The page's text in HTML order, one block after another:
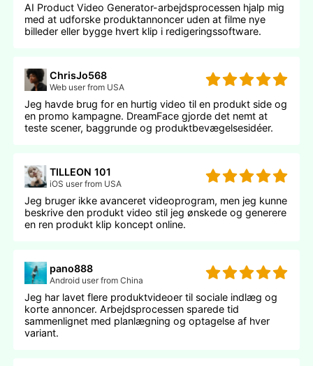
AI Product Video Generator-arbejdsprocessen hjalp mig
med at udforske produktannoncer uden at filme nye
billeder eller bygge hvert klip i redigeringssoftware.
ChrisJo568
Web user from USA
Jeg havde brug for en hurtig video til en produkt side og
en promo kampagne. DreamFace gjorde det nemt at
teste scener, baggrunde og produktbevægelsesidéer.
TILLEON 101
iOS user from USA
Jeg bruger ikke avanceret videoprogram, men jeg kunne
beskrive den produkt video stil jeg ønskede og generere
en ren produkt klip koncept online.
pano888
Android user from China
Jeg har lavet flere produktvideoer til sociale indlæg og
korte annoncer. Arbejdsprocessen sparede tid
sammenlignet med planlægning og optagelse af hver
variant.